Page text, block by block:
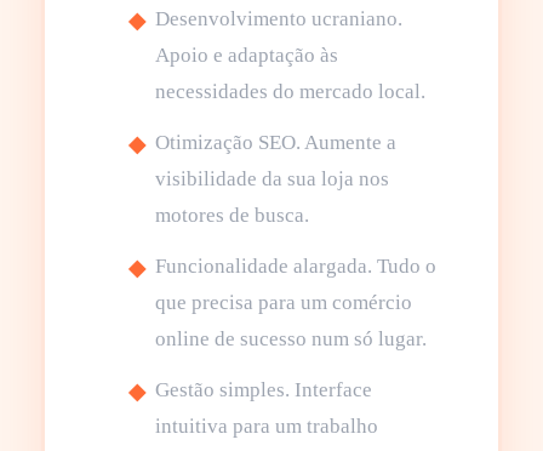
Desenvolvimento ucraniano.
Apoio e adaptação às
necessidades do mercado local.
Otimização SEO. Aumente a
visibilidade da sua loja nos
motores de busca.
Funcionalidade alargada. Tudo o
que precisa para um comércio
online de sucesso num só lugar.
Gestão simples. Interface
intuitiva para um trabalho